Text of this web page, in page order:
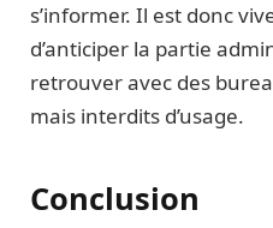
s’informer. Il est donc
d’anticiper la partie
retrouver avec des
mais interdits d’usage.
Conclusion